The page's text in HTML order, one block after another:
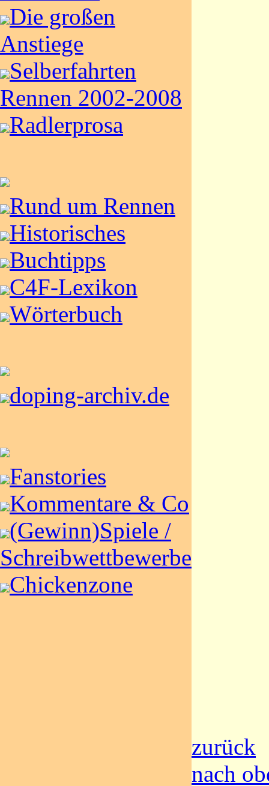
Die großen
Anstiege
Selberfahrten
Rennen 2002-2008
Radlerprosa
Rund um Rennen
Historisches
Buchtipps
C4F-Lexikon
Wörterbuch
doping-archiv.de
Fanstories
Kommentare & Co
(Gewinn)Spiele /
Schreibwettbewerbe
Chickenzone
zurück
nach